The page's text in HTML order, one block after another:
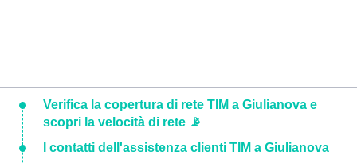
Verifica la copertura di rete TIM a Giulianova e
scopri la velocità di rete 📡
I contatti dell'assistenza clienti TIM a Giulianova